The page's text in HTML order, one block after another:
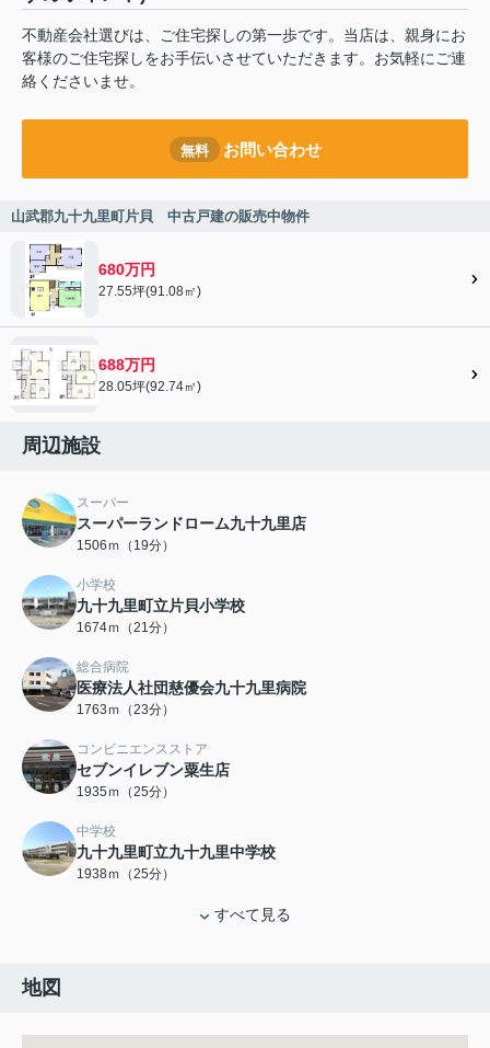
不動産会社選びは、ご住宅探しの第一歩です。当店は、親身にお
客様のご住宅探しをお手伝いさせていただきます。お気軽にご連
絡くださいませ。
無料 お問い合わせ
山武郡九十九里町片貝 中古戸建の販売中物件
680万円
27.55坪(91.08㎡)
688万円
28.05坪(92.74㎡)
周辺施設
スーパー
スーパーランドローム九十九里店
1506ｍ（19分）
小学校
九十九里町立片貝小学校
1674ｍ（21分）
総合病院
医療法人社団慈優会九十九里病院
1763ｍ（23分）
コンビニエンスストア
セブンイレブン粟生店
1935ｍ（25分）
中学校
九十九里町立九十九里中学校
1938ｍ（25分）
すべて見る
地図